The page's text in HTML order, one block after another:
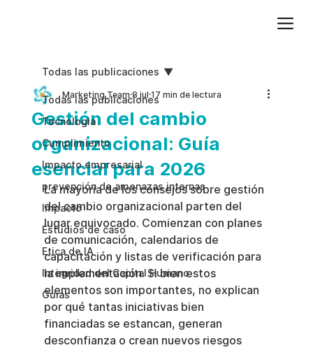
Todas las publicaciones
Tecnologia
Cumplimiento
Impacto empresarial
prevención de amenazas internas
Impacto
Estudios de caso
Etica de IA
Integridad del Capital Humano
Guias
Todas las publicaciones
Gestión del cambio
organizacional: Guía
esencial para 2026
Marketing Team 8 jul 17 min de lectura
La mayoría de los consejos sobre gestión
del cambio organizacional parten del
lugar equivocado. Comienzan con planes
de comunicación, calendarios de
capacitación y listas de verificación para
la implementación. Si bien estos
elementos son importantes, no explican
por qué tantas iniciativas bien
financiadas se estancan, generan
desconfianza o crean nuevos riesgos